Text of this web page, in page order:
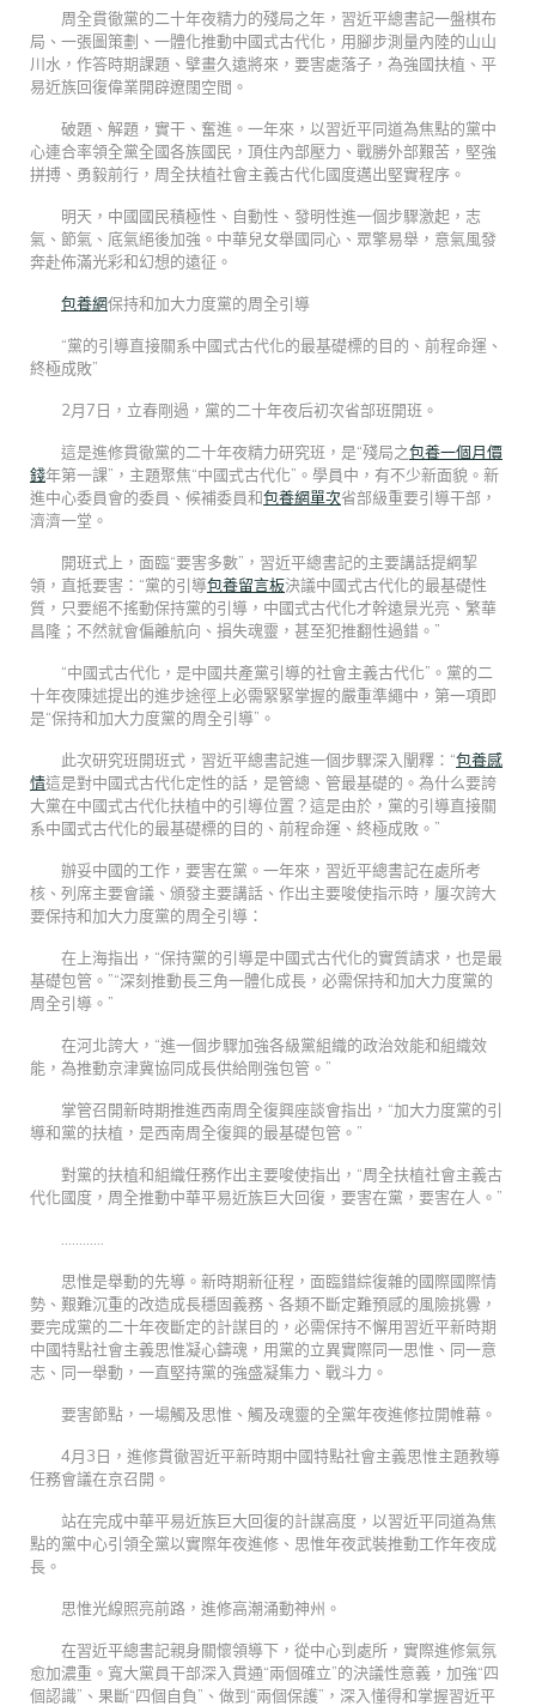
周全貫徹黨的二十年夜精力的殘局之年，習近平總書記一盤棋布
局、一張圖策劃、一體化推動中國式古代化，用腳步測量內陸的山山
川水，作答時期課題、擘畫久遠將來，要害處落子，為強國扶植、平
易近族回復偉業開辟遼闊空間。
破題、解題，實干、奮進。一年來，以習近平同道為焦點的黨中
心連合率領全黨全國各族國民，頂住內部壓力、戰勝外部艱苦，堅強
拼搏、勇毅前行，周全扶植社會主義古代化國度邁出堅實程序。
明天，中國國民積極性、自動性、發明性進一個步驟激起，志
氣、節氣、底氣絕後加強。中華兒女舉國同心、眾擎易舉，意氣風發
奔赴佈滿光彩和幻想的遠征。
包養網保持和加大力度黨的周全引導
“黨的引導直接關系中國式古代化的最基礎標的目的、前程命運、
終極成敗”
2月7日，立春剛過，黨的二十年夜后初次省部班開班。
這是進修貫徹黨的二十年夜精力研究班，是“殘局之包養一個月價
錢年第一課”，主題聚焦“中國式古代化”。學員中，有不少新面貌。新
進中心委員會的委員、候補委員和包養網單次省部級重要引導干部，
濟濟一堂。
開班式上，面臨“要害多數”，習近平總書記的主要講話提綱挈
領，直抵要害：“黨的引導包養留言板決議中國式古代化的最基礎性
質，只要絕不搖動保持黨的引導，中國式古代化才幹遠景光亮、繁華
昌隆；不然就會偏離航向、損失魂靈，甚至犯推翻性過錯。”
“中國式古代化，是中國共產黨引導的社會主義古代化”。黨的二
十年夜陳述提出的進步途徑上必需緊緊掌握的嚴重準繩中，第一項即
是“保持和加大力度黨的周全引導”。
此次研究班開班式，習近平總書記進一個步驟深入闡釋：“包養感
情這是對中國式古代化定性的話，是管總、管最基礎的。為什么要誇
大黨在中國式古代化扶植中的引導位置？這是由於，黨的引導直接關
系中國式古代化的最基礎標的目的、前程命運、終極成敗。”
辦妥中國的工作，要害在黨。一年來，習近平總書記在處所考
核、列席主要會議、頒發主要講話、作出主要唆使指示時，屢次誇大
要保持和加大力度黨的周全引導：
在上海指出，“保持黨的引導是中國式古代化的實質請求，也是最
基礎包管。”“深刻推動長三角一體化成長，必需保持和加大力度黨的
周全引導。”
在河北誇大，“進一個步驟加強各級黨組織的政治效能和組織效
能，為推動京津冀協同成長供給剛強包管。”
掌管召開新時期推進西南周全復興座談會指出，“加大力度黨的引
導和黨的扶植，是西南周全復興的最基礎包管。”
對黨的扶植和組織任務作出主要唆使指出，“周全扶植社會主義古
代化國度，周全推動中華平易近族巨大回復，要害在黨，要害在人。”
思惟是舉動的先導。新時期新征程，面臨錯綜復雜的國際國際情
勢、艱難沉重的改造成長穩固義務、各類不斷定難預感的風險挑釁，
要完成黨的二十年夜斷定的計謀目的，必需保持不懈用習近平新時期
中國特點社會主義思惟凝心鑄魂，用黨的立異實際同一思惟、同一意
志、同一舉動，一直堅持黨的強盛凝集力、戰斗力。
要害節點，一場觸及思惟、觸及魂靈的全黨年夜進修拉開帷幕。
4月3日，進修貫徹習近平新時期中國特點社會主義思惟主題教導
任務會議在京召開。
站在完成中華平易近族巨大回復的計謀高度，以習近平同道為焦
點的黨中心引領全黨以實際年夜進修、思惟年夜武裝推動工作年夜成
長。
思惟光線照亮前路，進修高潮涌動神州。
在習近平總書記親身關懷領導下，從中心到處所，實際進修氣氛
愈加濃重。寬大黨員干部深入貫通“兩個確立”的決議性意義，加強“四
個認識”、果斷“四個自負”、做到“兩個保護”，深入懂得和掌握習近平